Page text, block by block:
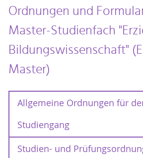
Ordnungen und
Master-Studienfach
Bildungswissenschaft"
Master)
Allgemeine Ordnungen für
Studiengang
Rahmenprüfungsordnungen
Studien- und